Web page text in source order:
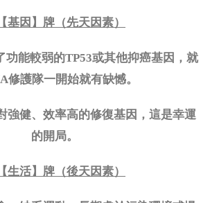
基因】牌（先天因素）
功能較弱的TP53或其他抑癌基因，就
修護隊一開始就有缺憾。
強健、效率高的修復基因，這是幸運
的開局。
生活】牌（後天因素）